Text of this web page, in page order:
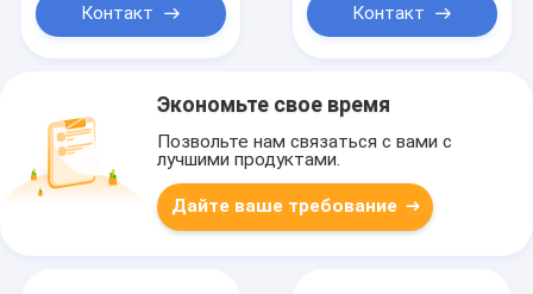
Контакт Контакт
Экономьте свое время
Позвольте нам связаться с вами с
лучшими продуктами.
Дайте ваше требование